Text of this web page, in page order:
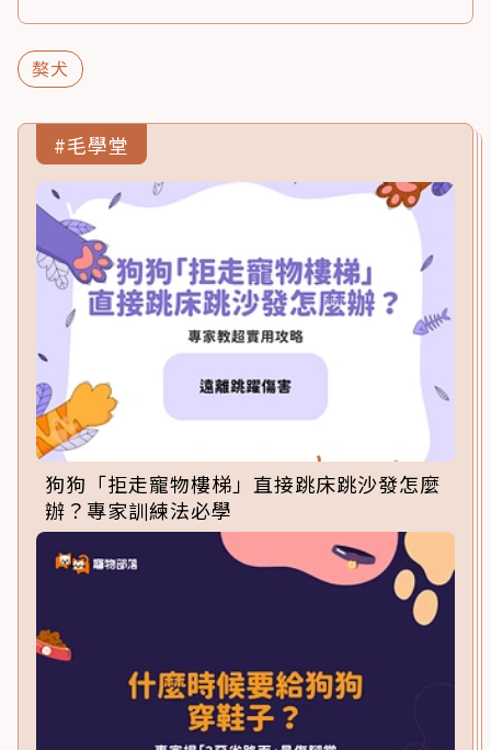
獒犬
#毛學堂
狗狗「拒走寵物樓梯」直接跳床跳沙發怎麼
辦？專家訓練法必學